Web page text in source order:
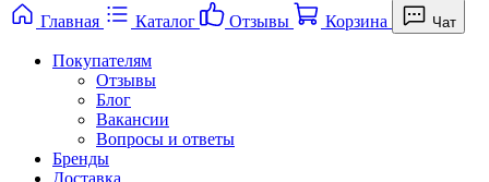
Главная Каталог Отзывы Корзина Чат
Покупателям
Отзывы
Блог
Вакансии
Вопросы и ответы
Бренды
Доставка